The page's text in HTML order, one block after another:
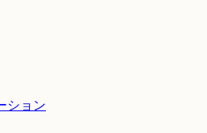
ション